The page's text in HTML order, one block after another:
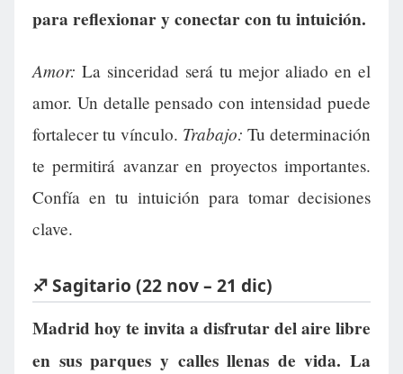
para reflexionar y conectar con tu intuición.
Amor: La sinceridad será tu mejor aliado en el
amor. Un detalle pensado con intensidad puede
fortalecer tu vínculo. Trabajo: Tu determinación
te permitirá avanzar en proyectos importantes.
Confía en tu intuición para tomar decisiones
clave.
♐ Sagitario (22 nov – 21 dic)
Madrid hoy te invita a disfrutar del aire libre
en sus parques y calles llenas de vida. La